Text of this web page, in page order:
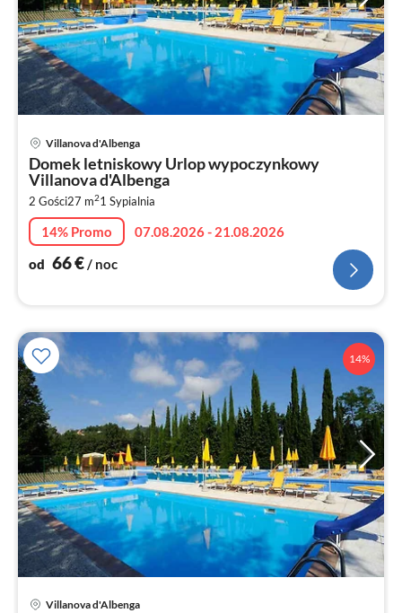
Villanova d'Albenga
Domek letniskowy Urlop wypoczynkowy
Villanova d'Albenga
2 Gości27 m21 Sypialnia
14% Promo
07.08.2026 - 21.08.2026
od 66€/ noc
14%
Villanova d'Albenga